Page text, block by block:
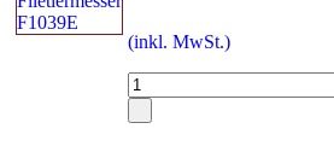
(inkl. MwSt.)